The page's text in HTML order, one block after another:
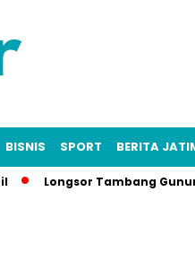
BISNIS SPORT BERITA
Longsor Tambang Gunung